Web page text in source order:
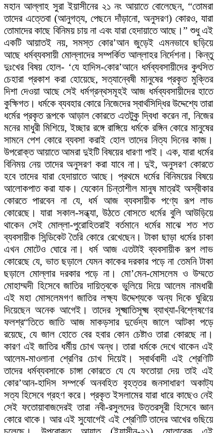
মহান আল্লাহ সুরা ইয়াসীনের ২১ নং আয়াতে বোলেছেন, “তোমরা
তাদের এত্তেবা (আনুগত্য, পেছনে দাঁড়ানো, অনুসরণ) কোরও, যারা
তোমাদের কাছে বিনিময় চায় না এবং যারা হেদায়াতে আছে।” শুধু এই
একটি আয়াতই নয়, সমস্ত কোর’আন জুড়েই এমনভাবে ছড়িয়ে
আছে ধর্মব্যবসায়ী মোল্লাদের সম্পর্কিত আল্লাহর নির্দেশনা। কিন্তু
দুঃখের বিষয় হোল- ‘যে হাদিস-কোর’আনে ধর্মব্যবসায়ীদের কুৎসিত
চেহারা প্রকাশ করা হোয়েছে, সত্যান্বেষী মানুষের প্রকৃত মুক্তির
দিশা দেওয়া আছে সেই ধর্মগ্রন্থসমূহই আজ ধর্মব্যবসায়ীদের হাতে
কুক্ষিগত। ধর্মকে ব্যবহার কোরে নিজেদের স্বার্থসিদ্ধির উদ্দেশ্যে তারা
ধর্মের প্রকৃত রূপকে আড়াল কোরতে এতটুকু দ্বিধা করেন না, নিজের
মনের মাধুরী মিশিয়ে, ইচ্ছার রঙ্গে রাঙ্গিয়ে ধর্মকে রঙ্গিন কোরে মানুষের
সামনে পেশ কোরে ব্যবসা করাই হোল তাদের নিত্য দিনের কাজ।
উপরোক্ত আয়াতে আমরা দুইটি বিষয়ের ধারণা পাই। এক, যারা ধর্মের
বিনিময় নেয় তাদের অনুসরণ করা যাবে না। দুই, অনুসরণ কোরতে
হবে তাদের যারা হেদায়াতে আছে। প্রথমে ধর্মের বিনিময়ের বিষয়ে
আলোকপাত করা যাক। যেকোন চিন্তাশীল মানুষ মাত্রই অস্বীকার
কোরতে পারবেন না যে, ধর্ম আজ ব্যবসায়ীক পণ্যে রূপ লাভ
কোরেছে। যারা সকাল-সন্ধ্যা, উঠতে বোসতে ধর্মের বুলি আউড়িয়ে
থাকেন সেই মোল্লা-পুরোহিতরাই বর্তমানে ধর্মের মাঝে শত শত
ব্যবসায়ীক সিন্ডিকেট তৈরি কোরে রেখেছেন। টাকা ছাড়া ধর্মের চাকা
এখন মোটেও ঘোরে না। ধর্ম আজ এতটাই ব্যবসায়ীক রূপ লাভ
কোরেছে যে, ভাত ছড়ালে যেমন কাকের দরকার পড়ে না তেমনি টাকা
ছড়ালে মোল্লার দরকার পড়ে না। মো’মেন-মোসলেম ও উম্মতে
মোহাম্মদী হিসেবে জাতির দায়িত্বকে ভুলিয়ে দিয়ে আলেম নামধারী
এই মহা মোসলেমগণ জাতির লক্ষ্য উদ্দেশ্যকে অন্য দিকে ঘুরিয়ে
দিয়েছেন অনেক আগেই। তাদের সূক্ষ্মাতিসূক্ষ্ম ব্যাখ্যা-বিশ্লেষণের
ফলশ্র“তিতে জাতি আজ মাকড়সার দুর্ভেদ্য জালে আটকা পড়ে
রয়েছে, যে জাল হোতে বের হবার কোন চেষ্টাও তারা কোরছে না।
কারণ এই জাতির ধর্মীয় চোখ অন্ধ। তারা ধর্মকে দেখে থাকেন এই
আলেম-মাওলানা শ্রেণির চোখ দিয়েই। স্বার্থবাদী এই শ্রেণিটি
তাদের ধর্মব্যবসাকে চাঙ্গা কোরতে যে যে ফতোয়া দেয় তাই এই
কোর’আন-হাদিস সম্পর্কে অনবহিত বৃহত্তর জনসাধারণ অকাট্য
সত্য হিসেবে গ্রহণ করে। প্রকৃত ইসলামের যারা ধারে কাছেও নেই
সেই ফতোয়াবাজদেরই তারা নবী-রসুলদের উত্তরসূরী হিসেবে জ্ঞান
কোরে থাকে। আর এই সুযোগেই এই শ্রেণিটি তাদের আখের গুছিয়ে